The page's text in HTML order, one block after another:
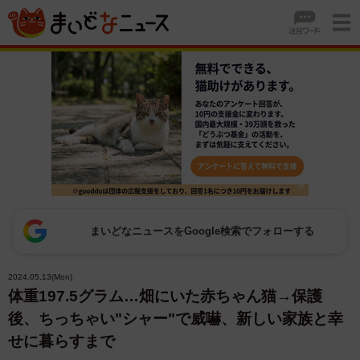
まいどなニュースをGoogle検索でフォローする
2024.05.13(Mon)
体重197.5グラム…畑にいた赤ちゃん猫→保護
後、ちっちゃい"シャー"で威嚇、新しい家族と幸
せに暮らすまで